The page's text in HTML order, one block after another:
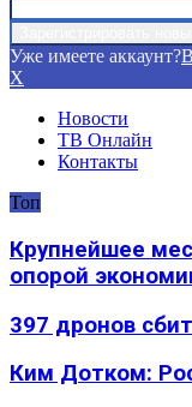
Уже имеете аккаунт?
X
Новости
ТВ Онлайн
Контакты
Топ
Крупнейшее
опорой
397 дронов
Ким Дотком: